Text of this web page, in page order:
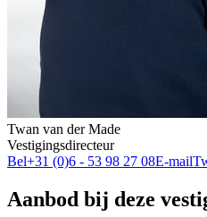
Twan van der Made
Vestigingsdirecteur
Bel+31 (0)6 - 53 98 27 08E-mail
Aanbod bij deze